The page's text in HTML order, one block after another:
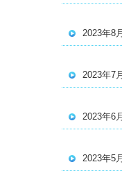
2023年8月
2023年7月
2023年6月
2023年5月